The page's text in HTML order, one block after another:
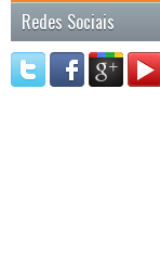
Redes Sociais